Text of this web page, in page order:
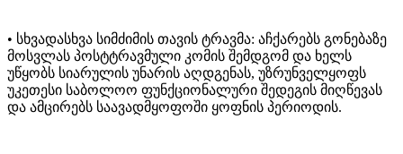
• სხვადასხვა სიმძიმის თავის ტრავმა: აჩქარებს გონებაზე
მოსვლას პოსტტრავმული კომის შემდგომ და ხელს
უწყობს სიარულის უნარის აღდგენას, უზრუნველყოფს
უკეთესი საბოლოო ფუნქციონალური შედეგის მიღწევას
და ამცირებს საავადმყოფოში ყოფნის პერიოდის.